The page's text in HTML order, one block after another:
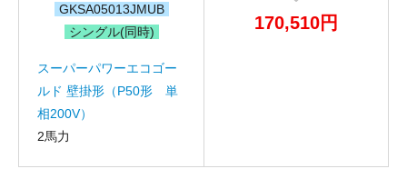
GKSA05013JMUB
シングル(同時)
スーパーパワーエコゴー
ルド 壁掛形（P50形 単
相200V）
2馬力
170,510円